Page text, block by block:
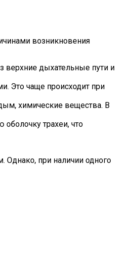
возникновения
верхние дыхательные пути и
Это чаще происходит при
химические вещества. В
трахеи, что
Однако, при наличии одного